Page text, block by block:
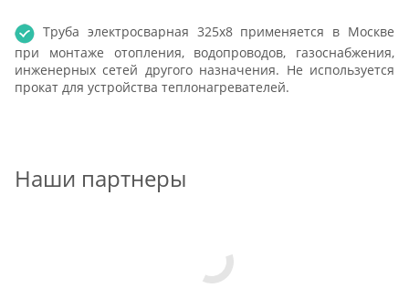
Труба электросварная 325х8 применяется в Москве
при монтаже отопления, водопроводов, газоснабжения,
инженерных сетей другого назначения. Не используется
прокат для устройства теплонагревателей.
Наши партнеры